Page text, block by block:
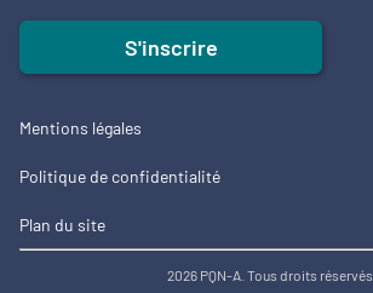
S'inscrire
Mentions légales
Politique de confidentialité
Plan du site
2026 PQN-A. Tous droits réservés.